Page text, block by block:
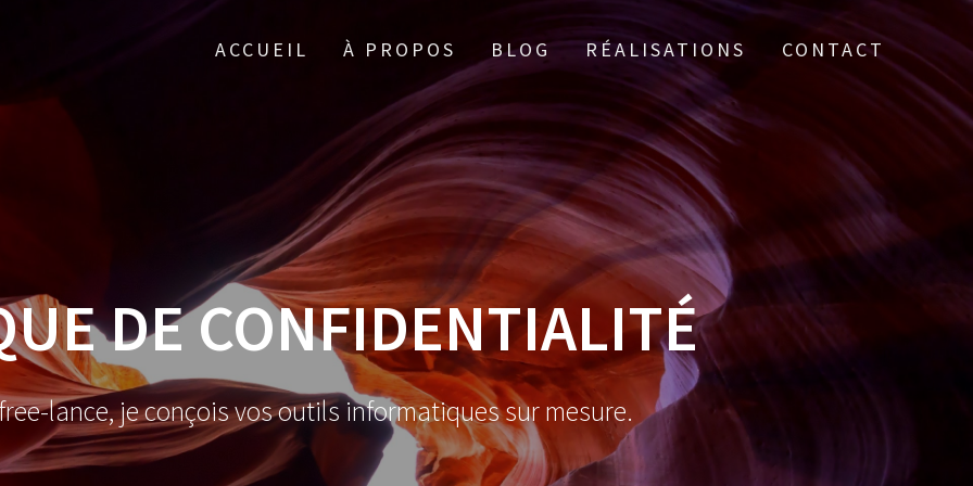
ACCUEIL À PROPOS BLOG RÉALISATIONS CONTACT
DE CONFIDENTIALITÉ
lance, je conçois vos outils informatiques sur mesure.